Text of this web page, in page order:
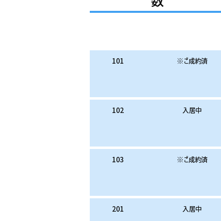
101 ※ご成約済
102 入居中
103 ※ご成約済
201 入居中